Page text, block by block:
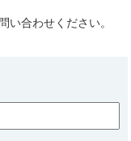
い合わせください。